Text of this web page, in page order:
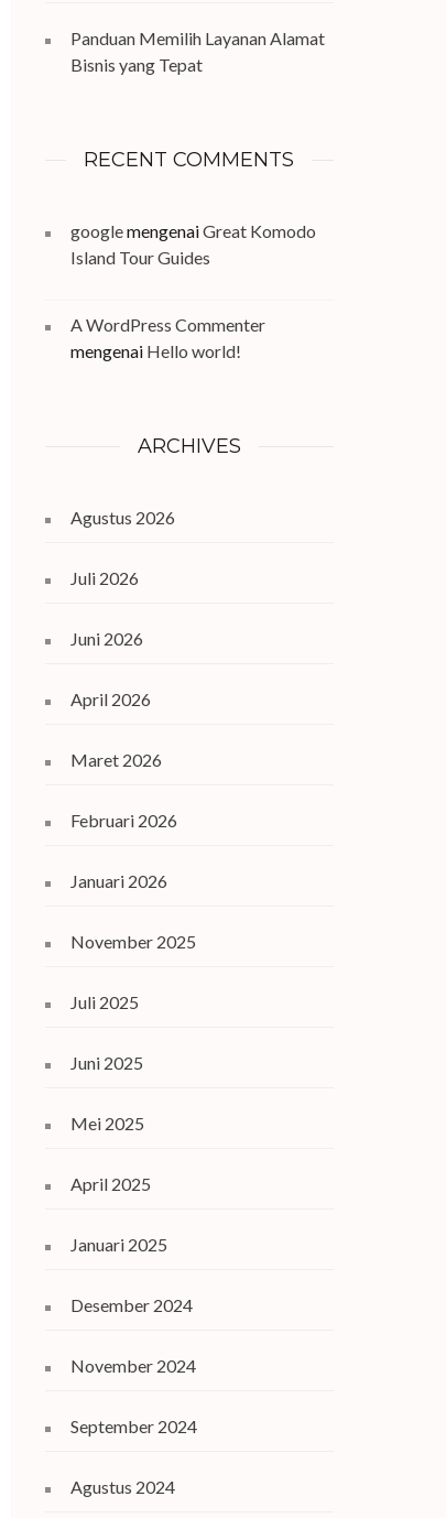
Panduan Memilih Layanan Alamat
Bisnis yang Tepat
RECENT COMMENTS
googlemengenaiGreat Komodo
Island Tour Guides
A WordPress Commenter
mengenai Hello world!
ARCHIVES
Agustus 2026
Juli 2026
Juni 2026
April 2026
Maret 2026
Februari 2026
Januari 2026
November 2025
Juli 2025
Juni 2025
Mei 2025
April 2025
Januari 2025
Desember 2024
November 2024
September 2024
Agustus 2024